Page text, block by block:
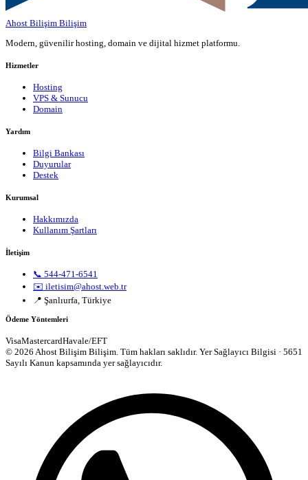
Ahost Bilişim Bilişim
Modern, güvenilir hosting, domain ve dijital hizmet platformu.
Hizmetler
Hosting
VPS & Sunucu
Domain
Yardım
Bilgi Bankası
Duyurular
Destek
Kurumsal
Hakkımızda
Kullanım Şartları
İletişim
📞 544-471-6541
✉️ iletisim@ahost.web.tr
📍 Şanlıurfa, Türkiye
Ödeme Yöntemleri
VisaMastercardHavale/EFT
© 2026 Ahost Bilişim Bilişim. Tüm hakları saklıdır. Yer Sağlayıcı Bilgisi · 5651
Sayılı Kanun kapsamında yer sağlayıcıdır.